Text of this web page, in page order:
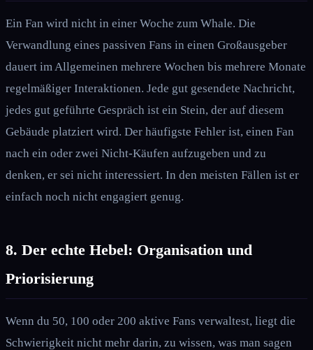
Ein Fan wird nicht in einer Woche zum Whale. Die
Verwandlung eines passiven Fans in einen Großausgeber
dauert im Allgemeinen mehrere Wochen bis mehrere Monate
regelmäßiger Interaktionen. Jede gut gesendete Nachricht,
jedes gut geführte Gespräch ist ein Stein, der auf diesem
Gebäude platziert wird. Der häufigste Fehler ist, einen Fan
nach ein oder zwei Nicht-Käufen aufzugeben und zu
denken, er sei nicht interessiert. In den meisten Fällen ist er
einfach noch nicht engagiert genug.
8. Der echte Hebel: Organisation und
Priorisierung
Wenn du 50, 100 oder 200 aktive Fans verwaltest, liegt die
Schwierigkeit nicht mehr darin, zu wissen, was man sagen